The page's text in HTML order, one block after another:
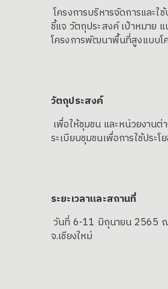
โครงการบริหารจัดการและ
ชี้แจ วัตถุประสงค์ เป้าหมาย
โครงการพัฒนาพื้นที่สูงแบบโ
วัตถุประสงค์
เพื่อให้ชุมชน และหน่วยงานต่
ระเบียบชุมชนเพื่อการใช้ประ
ระยะเวลาและสถานที่
วันที่ 6-11 มิถุนายน 2565
จ.เชียงใหม่